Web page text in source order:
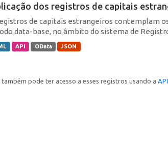
dos registros de capitais
de capitais estrangeiros contemplam
data-base, no âmbito do sistema de
API OData JSON
também pode ter acesso a esses registros usando a API